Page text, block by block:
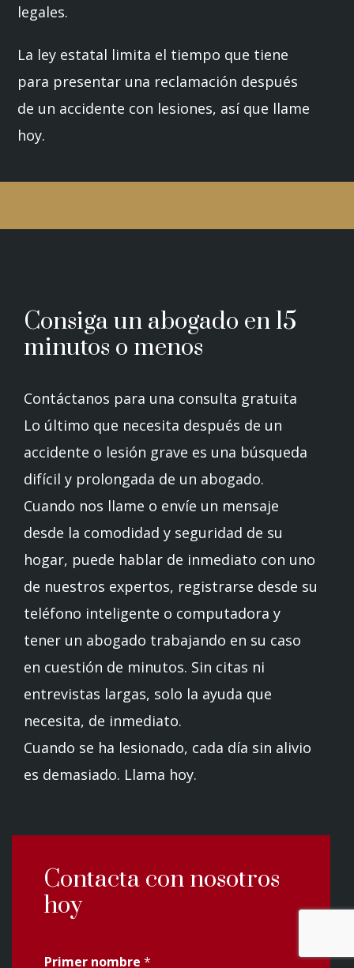
legales.
La ley estatal limita el tiempo que tiene
para presentar una reclamación después
de un accidente con lesiones, así que llame
hoy.
Consiga un abogado en 15
minutos o menos
Contáctanos para una consulta gratuita
Lo último que necesita después de un
accidente o lesión grave es una búsqueda
difícil y prolongada de un abogado.
Cuando nos llame o envíe un mensaje
desde la comodidad y seguridad de su
hogar, puede hablar de inmediato con uno
de nuestros expertos, registrarse desde su
teléfono inteligente o computadora y
tener un abogado trabajando en su caso
en cuestión de minutos. Sin citas ni
entrevistas largas, solo la ayuda que
necesita, de inmediato.
Cuando se ha lesionado, cada día sin alivio
es demasiado. Llama hoy.
Contacta con nosotros
hoy
Primer nombre *